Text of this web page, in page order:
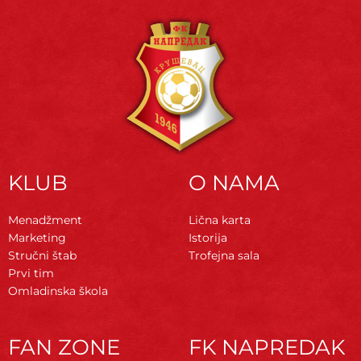
KLUB
Menadžment
Marketing
Stručni štab
Prvi tim
Omladinska škola
O NAMA
Lična karta
Istorija
Trofejna sala
FAN ZONE FK NAPREDAK